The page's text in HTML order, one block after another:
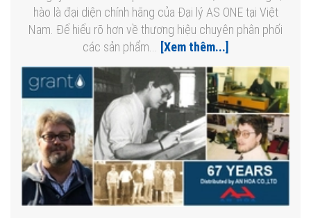
hào là đại diện chính hãng của Đại lý AS ONE tại Việt
Nam. Để hiểu rõ hơn về thương hiệu chuyên phân phối
các sản phẩm...
[Xem thêm...]